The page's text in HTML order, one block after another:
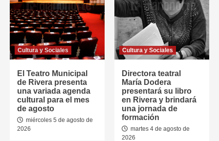
Cultura y Sociales
El Teatro Municipal
de Rivera presenta
una variada agenda
cultural para el mes
de agosto
miércoles 5 de agosto de
2026
Cultura y Sociales
Directora teatral
María Dodera
presentará su libro
en Rivera y brindará
una jornada de
formación
martes 4 de agosto de
2026